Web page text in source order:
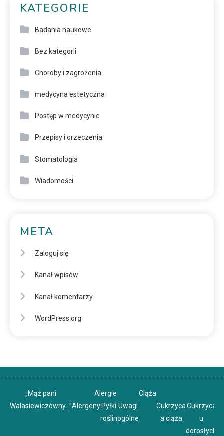
KATEGORIE
Badania naukowe
Bez kategorii
Choroby i zagrożenia
medycyna estetyczna
Postęp w medycynie
Przepisy i orzeczenia
Stomatologia
Wiadomości
META
Zaloguj się
Kanał wpisów
Kanał komentarzy
WordPress.org
„Mąż pani
Walasiewiczówny…”
Alergie
Alergeny Pyłki
roślin
Uwagi
ogólne
Ciąża
Cukrzyca
a ciąża
Cukrzyca
u
dorosłych